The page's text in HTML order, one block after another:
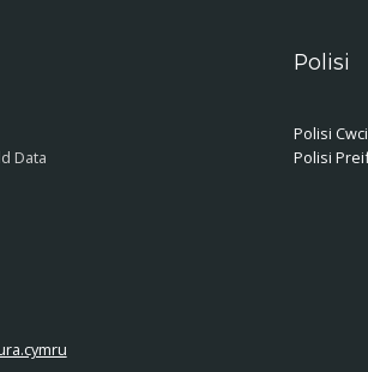
Data
Polisi
Polisi
Polisi